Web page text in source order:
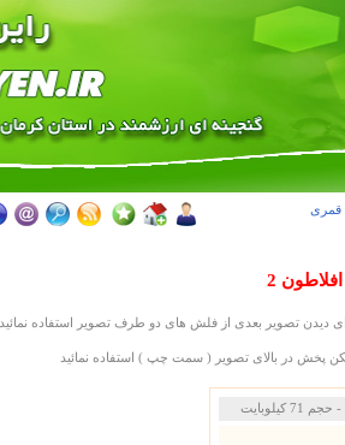
2
ديدن تصوير بعدی از فلش های دو طرف تصوير استفاده نمائيد
پخش در بالای تصوير ( سمت چپ ) استفاده نمائيد